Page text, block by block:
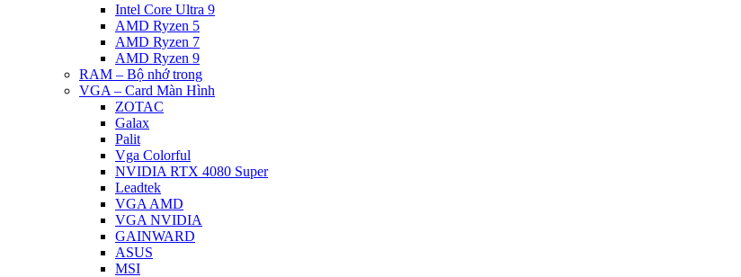
Intel Core Ultra 9
AMD Ryzen 5
AMD Ryzen 7
AMD Ryzen 9
RAM – Bộ nhớ trong
VGA – Card Màn Hình
ZOTAC
Galax
Palit
Vga Colorful
NVIDIA RTX 4080 Super
Leadtek
VGA AMD
VGA NVIDIA
GAINWARD
ASUS
MSI